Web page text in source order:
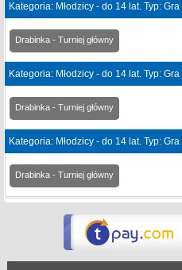
Kategoria: Młodzicy - do 14 lat. Typ:
Drabinka - Turniej główny
Kategoria: Młodzicy - do 14 lat. Typ:
Drabinka - Turniej główny
Kategoria: Młodzicy - do 14 lat. Typ:
Drabinka - Turniej główny